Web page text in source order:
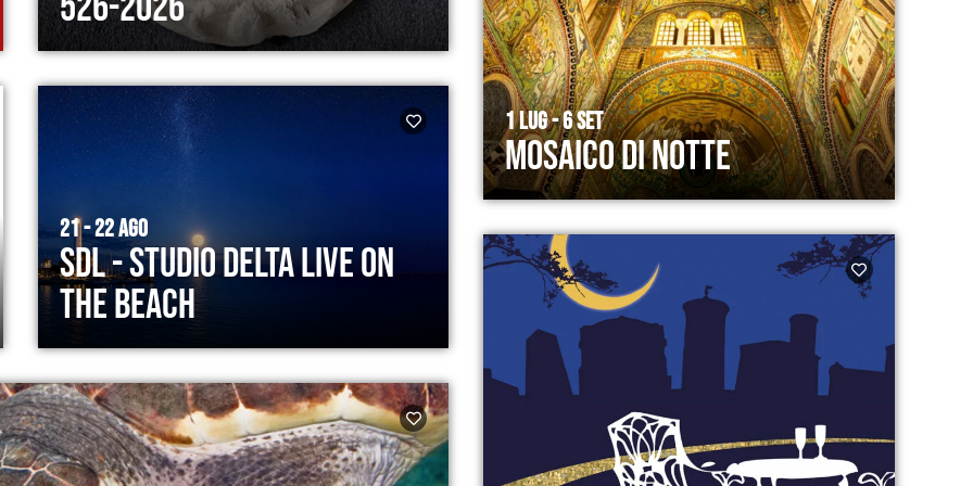
1 LUG - 6 SET
Mosaico di Notte
21 - 22 AGO
SDL - Studio Delta Live on
the Beach